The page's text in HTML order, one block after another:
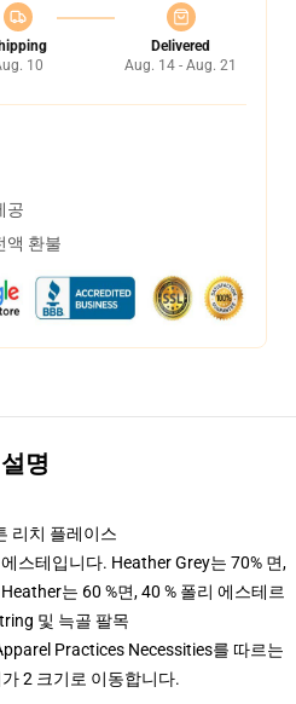
10
Delivered
Aug. 14 - Aug. 21
공
액 환불
설명
리치 플레이스
스테입니다. Heather Grey는 70% 면,
는 60 %면, 40 % 폴리 에스테르
및 늑골 팔목
Practices Necessities를 따르는
2 크기로 이동합니다.